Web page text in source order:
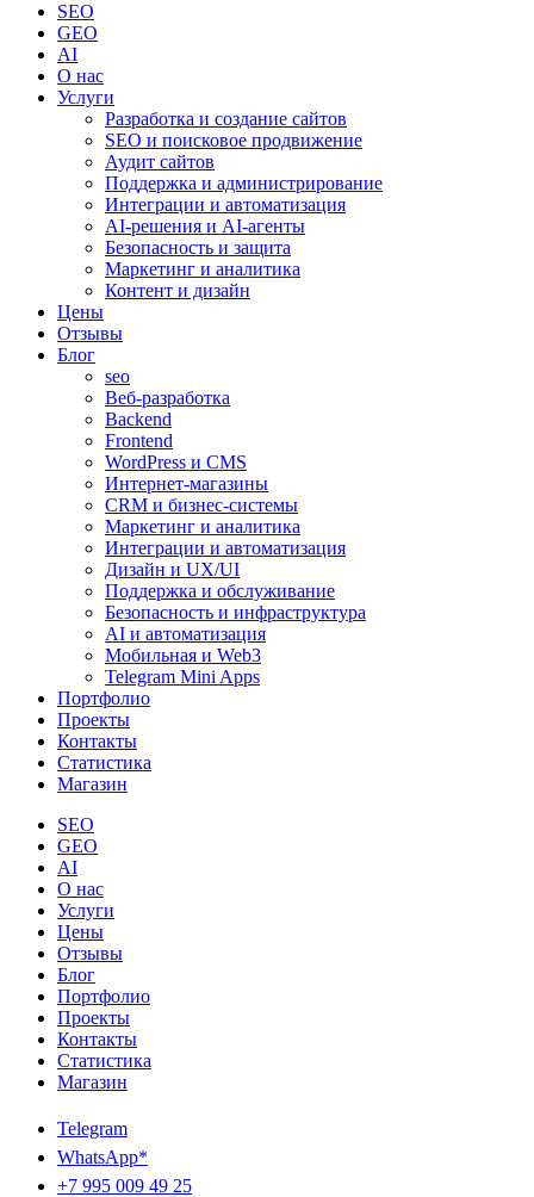
SEO
GEO
AI
О нас
Услуги
Разработка и создание сайтов
SEO и поисковое продвижение
Аудит сайтов
Поддержка и администрирование
Интеграции и автоматизация
AI-решения и AI-агенты
Безопасность и защита
Маркетинг и аналитика
Контент и дизайн
Цены
Отзывы
Блог
seo
Веб-разработка
Backend
Frontend
WordPress и CMS
Интернет-магазины
CRM и бизнес-системы
Маркетинг и аналитика
Интеграции и автоматизация
Дизайн и UX/UI
Поддержка и обслуживание
Безопасность и инфраструктура
AI и автоматизация
Мобильная и Web3
Telegram Mini Apps
Портфолио
Проекты
Контакты
Статистика
Магазин
SEO
GEO
AI
О нас
Услуги
Цены
Отзывы
Блог
Портфолио
Проекты
Контакты
Статистика
Магазин
Telegram
WhatsApp*
+7 995 009 49 25